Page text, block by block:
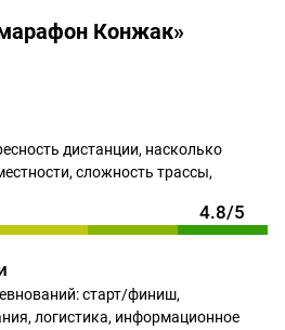
Конжак»
дистанции, насколько
сложность трассы,
4.8/5
старт/финиш,
логистика, информационное